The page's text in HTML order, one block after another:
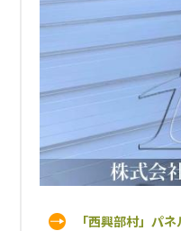
「西興部村」パ